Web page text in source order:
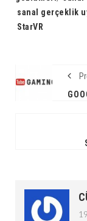
sanal gerçeklik
StarVR